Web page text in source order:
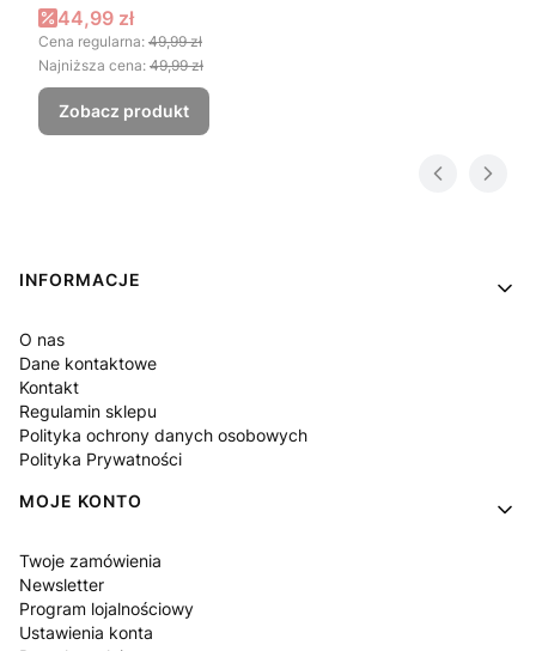
Cena promocyjna
44,99 zł
Cena regularna: 49,99 zł
Najniższa cena: 49,99 zł
Zobacz produkt
Linki w stopce
INFORMACJE
O nas
Dane kontaktowe
Kontakt
Regulamin sklepu
Polityka ochrony danych osobowych
Polityka Prywatności
MOJE KONTO
Twoje zamówienia
Newsletter
Program lojalnościowy
Ustawienia konta